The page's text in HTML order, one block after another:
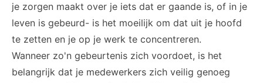
je zorgen maakt over je iets dat er gaande is, of in je
leven is gebeurd- is het moeilijk om dat uit je hoofd
te zetten en je op je werk te concentreren.
Wanneer zo'n gebeurtenis zich voordoet, is het
belangrijk dat je medewerkers zich veilig genoeg